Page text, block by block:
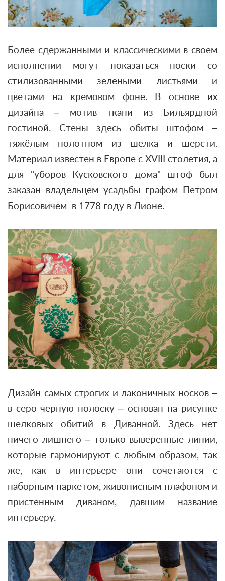
Более сдержанными и классическими в своем
исполнении могут показаться носки со
стилизованными зелеными листьями и
цветами на кремовом фоне. В основе их
дизайна – мотив ткани из Бильярдной
гостиной. Стены здесь обиты штофом –
тяжёлым полотном из шелка и шерсти.
Материал известен в Европе с XVIII столетия, а
для "уборов Кусковского дома" штоф был
заказан владельцем усадьбы графом Петром
Борисовичем в 1778 году в Лионе.
Дизайн самых строгих и лаконичных носков –
в серо-черную полоску – основан на рисунке
шелковых обитий в Диванной. Здесь нет
ничего лишнего – только выверенные линии,
которые гармонируют с любым образом, так
же, как в интерьере они сочетаются с
наборным паркетом, живописным плафоном и
пристенным диваном, давшим название
интерьеру.